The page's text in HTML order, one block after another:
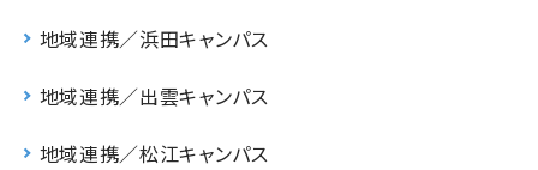
地域連携／浜田キャンパス
地域連携／出雲キャンパス
地域連携／松江キャンパス